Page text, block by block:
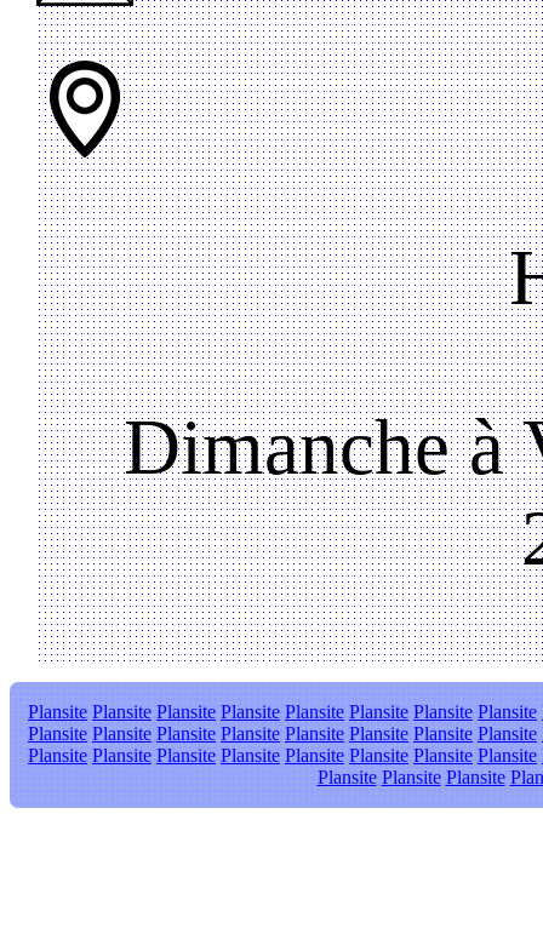
Dimanche à
Plansite Plansite Plansite Plansite Plansite Plansite Plansite Plansite
Plansite Plansite Plansite Plansite Plansite Plansite Plansite Plansite
Plansite Plansite Plansite Plansite Plansite Plansite Plansite Plansite
Plansite Plansite Plansite